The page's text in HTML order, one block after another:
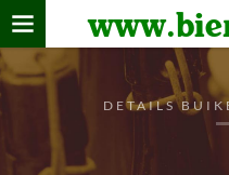
Home
verzamelen
De bierkaart
Bezoekers
DETAILS